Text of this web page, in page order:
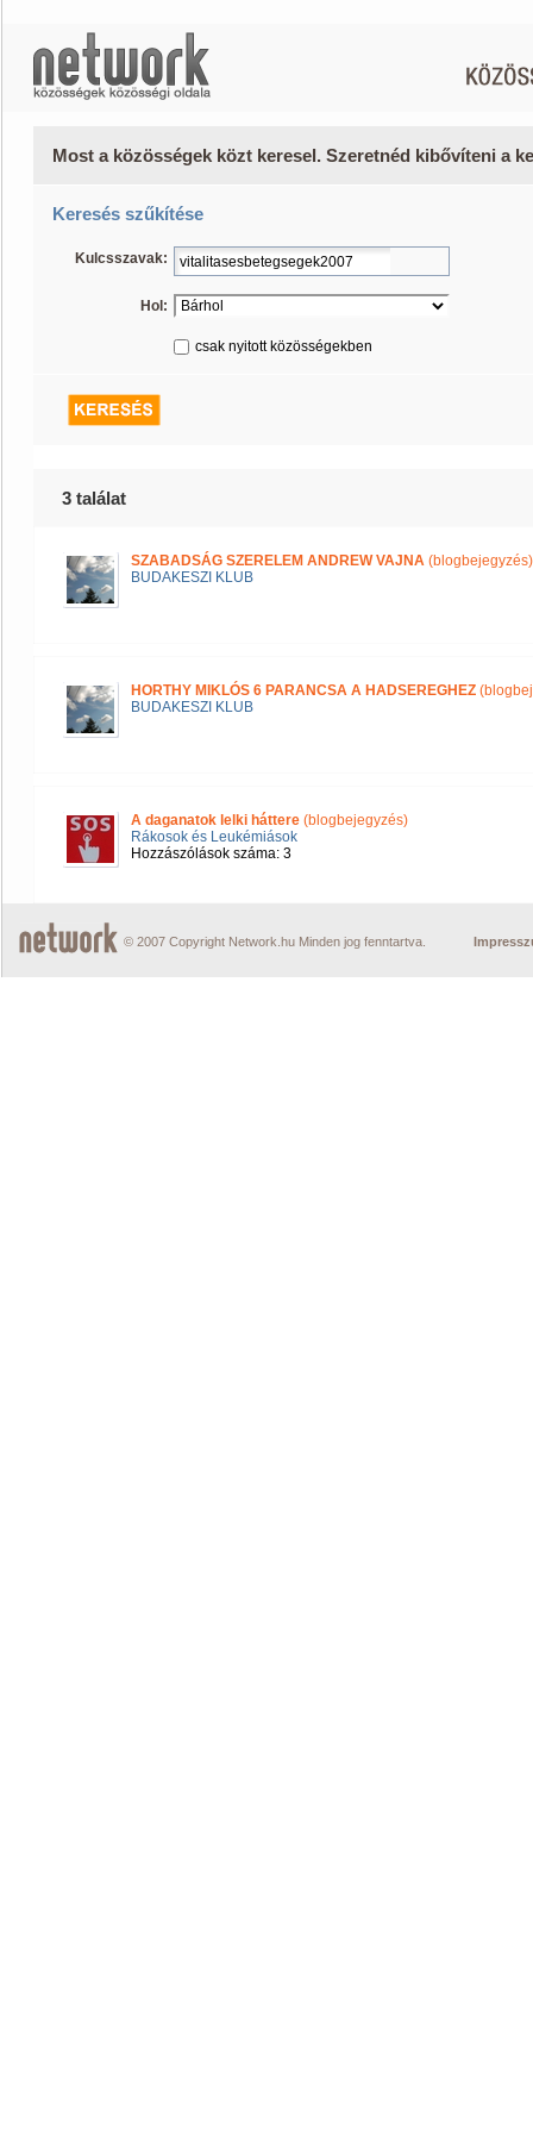
Most a közösségek közt keresel. Szeretnéd kibővíteni a
Keresés szűkítése
Kulcsszavak:
Hol:
csak nyitott közösségekben
3 találat
SZABADSÁG SZERELEM ANDREW VAJNA (blogbejegyzés)
BUDAKESZI KLUB
HORTHY MIKLÓS 6 PARANCSA A HADSEREGHEZ
BUDAKESZI KLUB
A daganatok lelki háttere (blogbejegyzés)
Rákosok és Leukémiások
Hozzászólások száma: 3
© 2007 Copyright Network.hu Minden jog fenntartva.